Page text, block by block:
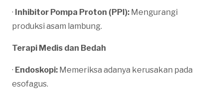
· Inhibitor Pompa Proton (PPI): Mengurangi
produksi asam lambung.
Terapi Medis dan Bedah
· Endoskopi: Memeriksa adanya kerusakan pada
esofagus.